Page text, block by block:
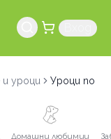
и уроци Уроци по
Домашни любимци